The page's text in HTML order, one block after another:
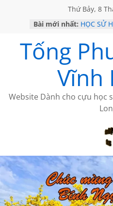
Thứ Bảy, 8
Bài mới nhất: HỌC SỬ
KHÔNG
CHÙM
GIÃ TỪ
Tống
Vĩnh
Website Dành cho cựu học